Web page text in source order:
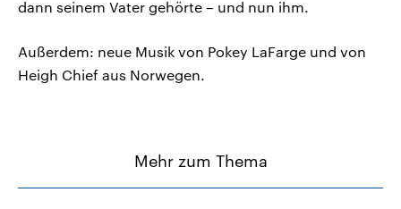
dann seinem Vater gehörte – und nun ihm.
Außerdem: neue Musik von Pokey LaFarge und von
Heigh Chief aus Norwegen.
Mehr zum Thema